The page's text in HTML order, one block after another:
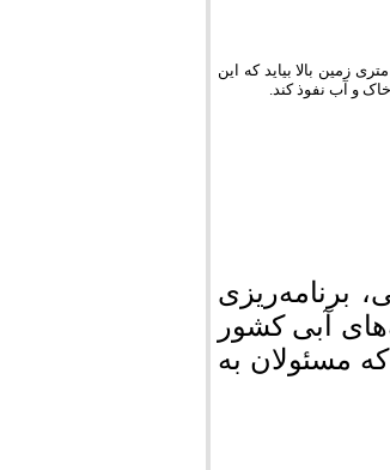
پرفسور رئیسی می‌گوید در ۴۵ سال اخیر چاه‌ها عمیق‌تر شده است به گونه‌ای که در حال حاضر آب باید از ۳۰۰ متری زمین بالا بیاید که این
برنامه‌ریزی
آبی کشور
مسئولان به